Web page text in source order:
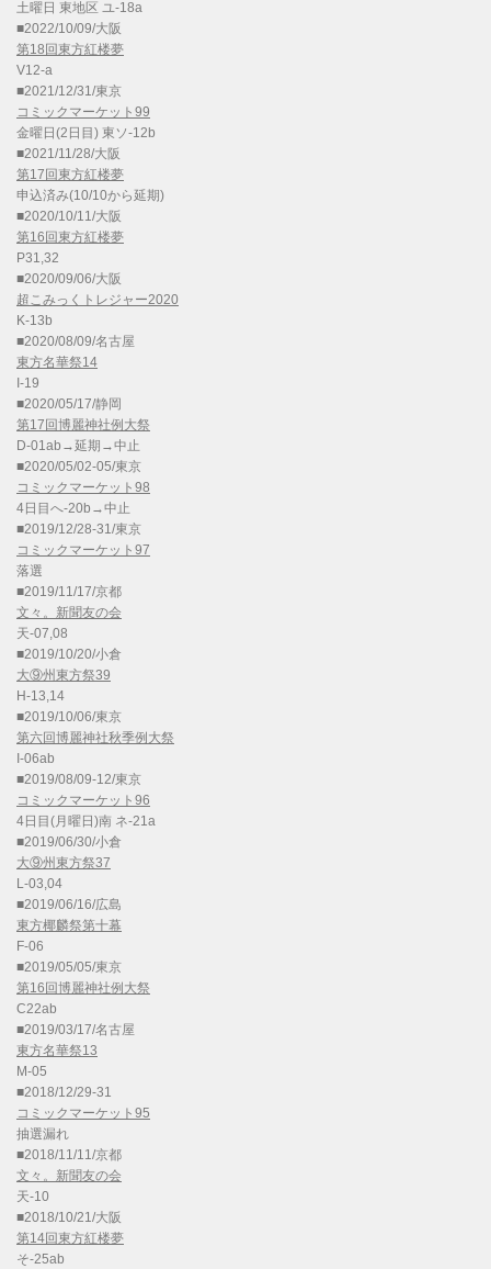
土曜日 東地区 ユ-18a
■2022/10/09/大阪
第18回東方紅楼夢
V12-a
■2021/12/31/東京
コミックマーケット99
金曜日(2日目) 東ソ-12b
■2021/11/28/大阪
第17回東方紅楼夢
申込済み(10/10から延期)
■2020/10/11/大阪
第16回東方紅楼夢
P31,32
■2020/09/06/大阪
超こみっくトレジャー2020
K-13b
■2020/08/09/名古屋
東方名華祭14
I-19
■2020/05/17/静岡
第17回博麗神社例大祭
D-01ab→延期→中止
■2020/05/02-05/東京
コミックマーケット98
4日目へ-20b→中止
■2019/12/28-31/東京
コミックマーケット97
落選
■2019/11/17/京都
文々。新聞友の会
天-07,08
■2019/10/20/小倉
大⑨州東方祭39
H-13,14
■2019/10/06/東京
第六回博麗神社秋季例大祭
I-06ab
■2019/08/09-12/東京
コミックマーケット96
4日目(月曜日)南 ネ-21a
■2019/06/30/小倉
大⑨州東方祭37
L-03,04
■2019/06/16/広島
東方椰麟祭第十幕
F-06
■2019/05/05/東京
第16回博麗神社例大祭
C22ab
■2019/03/17/名古屋
東方名華祭13
M-05
■2018/12/29-31
コミックマーケット95
抽選漏れ
■2018/11/11/京都
文々。新聞友の会
天-10
■2018/10/21/大阪
第14回東方紅楼夢
そ-25ab